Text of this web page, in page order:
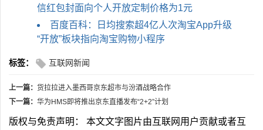
信红包封面向个人开放定制价格为1元
百度百科：日均搜索超4亿人次淘宝App升级
“开放”板块指向淘宝购物小程序
标签： 互联网新闻
上一篇： 货拉拉进入墨西哥京东超市与汾酒战略合作
下一篇： 华为HMS即将推出京东直播发布“2+2”计划
版权与免责声明： 本文文字图片由互联网用户贡献或者互